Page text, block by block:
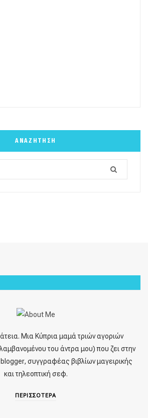
ΑΝΑΖΉΤΗΣΗ
Μια Κύπρια μαμά τριών αγοριών
του άντρα μου) που ζει στην
blogger, συγγραφέας βιβλίων μαγειρικής
και τηλεοπτική σεφ.
ΠΕΡΙΣΣΟΤΕΡΑ